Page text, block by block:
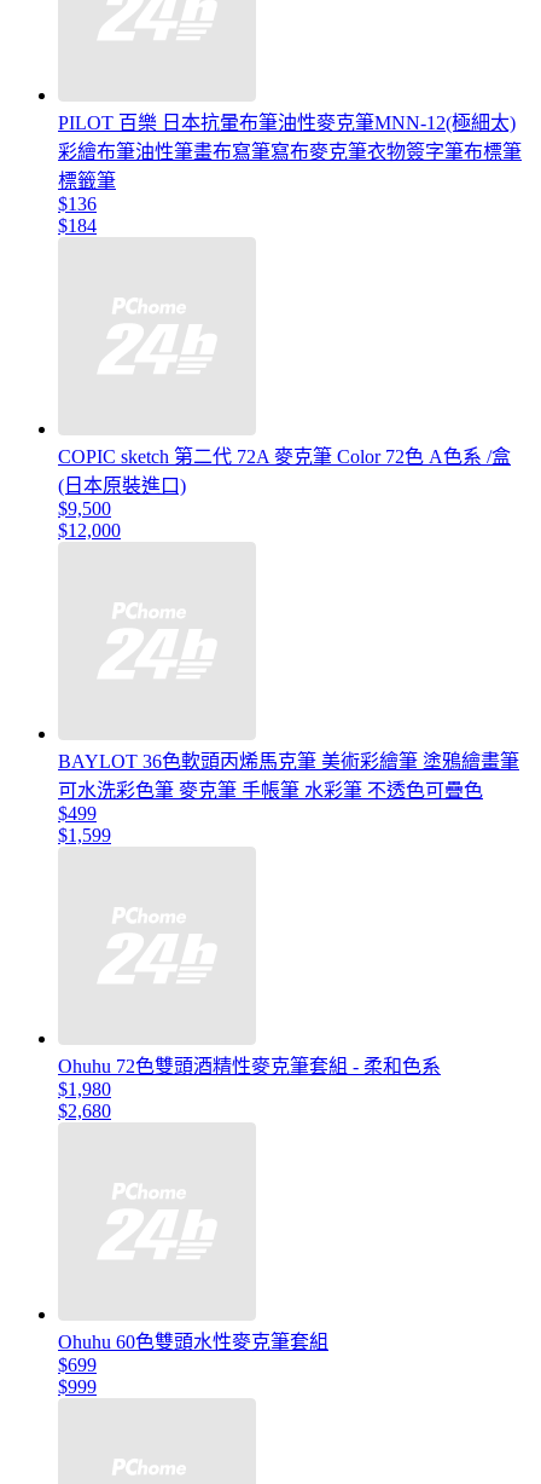
PILOT 百樂 日本抗暈布筆油性麥克筆MNN-12(極細太)
彩繪布筆油性筆畫布寫筆寫布麥克筆衣物簽字筆布標筆
標籤筆
$136
$184
COPIC sketch 第二代 72A 麥克筆 Color 72色 A色系 /盒
(日本原裝進口)
$9,500
$12,000
BAYLOT 36色軟頭丙烯馬克筆 美術彩繪筆 塗鴉繪畫筆
可水洗彩色筆 麥克筆 手帳筆 水彩筆 不透色可疊色
$499
$1,599
Ohuhu 72色雙頭酒精性麥克筆套組 - 柔和色系
$1,980
$2,680
Ohuhu 60色雙頭水性麥克筆套組
$699
$999